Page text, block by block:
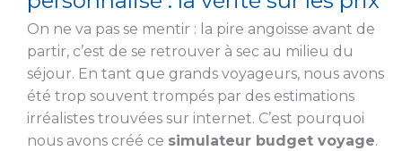
On ne va pas se mentir : la pire angoisse avant de
partir, c’est de se retrouver à sec au milieu du
séjour. En tant que grands voyageurs, nous avons
été trop souvent trompés par des estimations
irréalistes trouvées sur internet. C’est pourquoi
nous avons créé ce simulateur budget voyage.